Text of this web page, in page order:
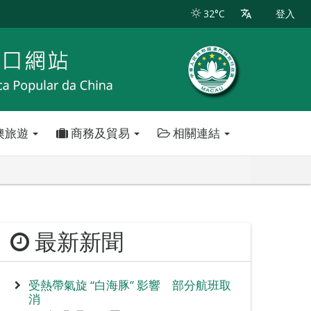
32°C 登入
遊 商務及貿易 相關連結
最新新聞
受熱帶氣旋 “白海豚” 影響 部分航班取
消